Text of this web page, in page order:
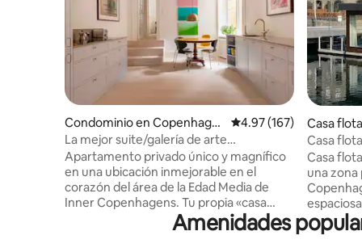
Condominio en Copenhagu
e
Calificación promedio:
4.97 (167)
La mejor suite/galería de arte
céntrica/privada de lujo
Apartamento privado único y magnífico
en una ubicación inmejorable en el
corazón del área de la Edad Media de
Inner Copenhagens. Tu propia «casa
adosada» con entrada privada desde una
calle lateral tranquila. Un lujo de alta
Casa
ue
Casa
Casa
una
Copenhague. Grandes
espacio
Amenidades